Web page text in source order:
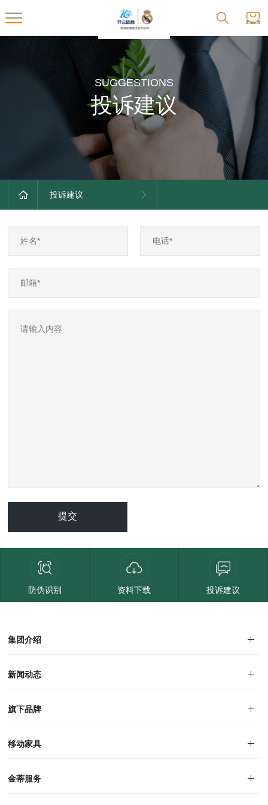
SUGGESTIONS
投诉建议
投诉建议
防伪识别 资料下载 投诉建议
集团介绍
集团介绍
企业文化
人才招聘
商学院
VR全景展厅
董事长介绍
新闻动态
旗下品牌
品牌文化
荣誉资质
产品专利
电子画册
移动家具
迪尚
西瑞
洛斯
里奥
洛卡
美舍
新古典
纯美
金蒂服务